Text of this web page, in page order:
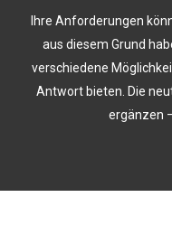
Ihre Anforderungen
aus diesem Grund
verschiedene
Antwort bieten. Die
ergänzen